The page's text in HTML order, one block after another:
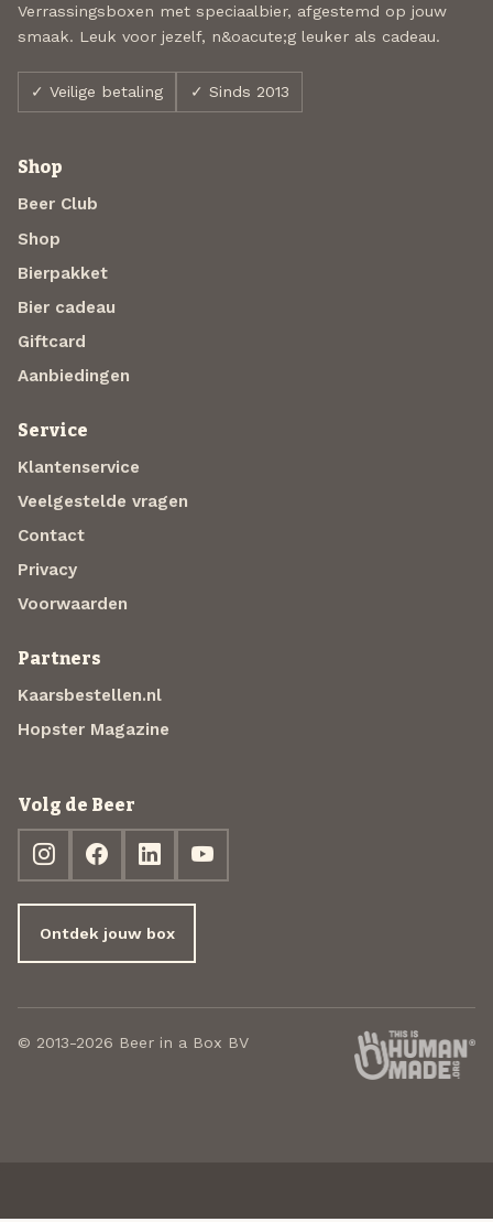
Verrassingsboxen met speciaalbier, afgestemd op jouw
smaak. Leuk voor jezelf, n&oacute;g leuker als cadeau.
✓ Veilige betaling ✓ Sinds 2013
Shop
Beer Club
Shop
Bierpakket
Bier cadeau
Giftcard
Aanbiedingen
Service
Klantenservice
Veelgestelde vragen
Contact
Privacy
Voorwaarden
Partners
Kaarsbestellen.nl
Hopster Magazine
Volg de Beer
Ontdek jouw box
© 2013-2026 Beer in a Box BV